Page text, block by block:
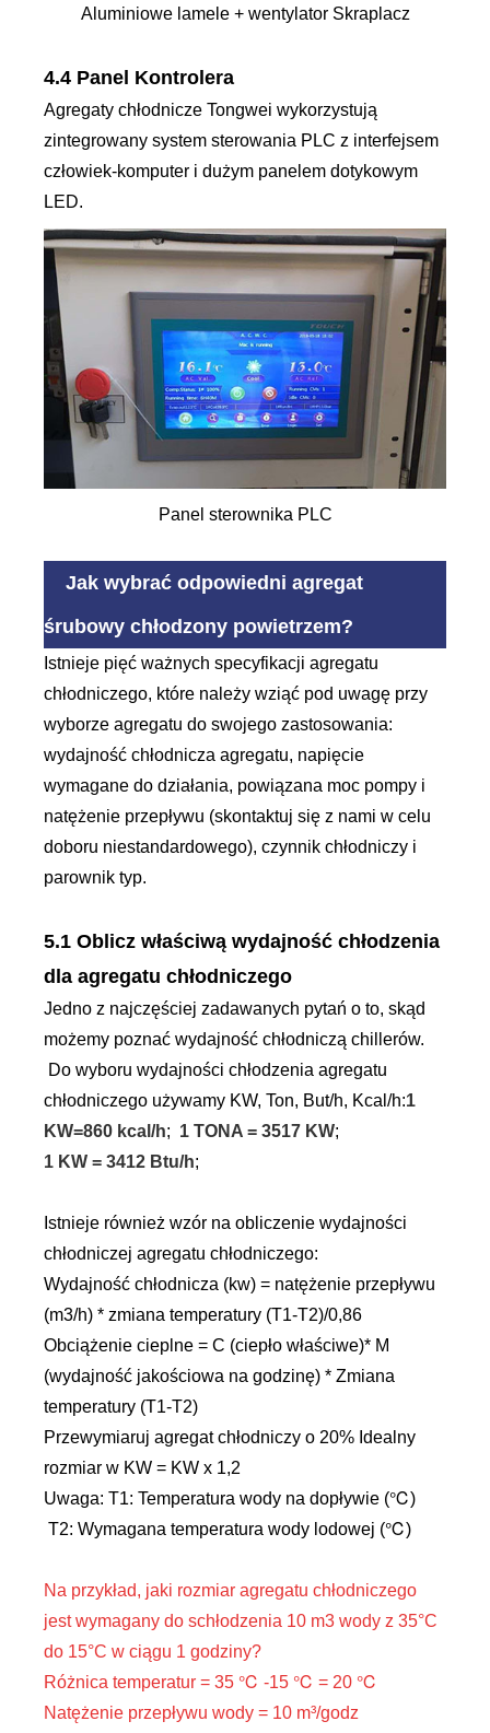
Aluminiowe lamele + wentylator Skraplacz
4.4 Panel Kontrolera
Agregaty chłodnicze Tongwei wykorzystują
zintegrowany system sterowania PLC z interfejsem
człowiek-komputer i dużym panelem dotykowym
LED.
Panel sterownika PLC
Jak wybrać odpowiedni agregat
śrubowy chłodzony powietrzem?
Istnieje pięć ważnych specyfikacji agregatu
chłodniczego, które należy wziąć pod uwagę przy
wyborze agregatu do swojego zastosowania:
wydajność chłodnicza agregatu, napięcie
wymagane do działania, powiązana moc pompy i
natężenie przepływu (skontaktuj się z nami w celu
doboru niestandardowego), czynnik chłodniczy i
parownik typ.
5.1 Oblicz właściwą wydajność chłodzenia
dla agregatu chłodniczego
Jedno z najczęściej zadawanych pytań o to, skąd
możemy poznać wydajność chłodniczą chillerów.
Do wyboru wydajności chłodzenia agregatu
chłodniczego używamy KW, Ton, But/h, Kcal/h:1
KW=860 kcal/h; 1 TONA = 3517 KW;
1 KW = 3412 Btu/h;
Istnieje również wzór na obliczenie wydajności
chłodniczej agregatu chłodniczego:
Wydajność chłodnicza (kw) = natężenie przepływu
(m3/h) * zmiana temperatury (T1-T2)/0,86
Obciążenie cieplne = C (ciepło właściwe)* M
(wydajność jakościowa na godzinę) * Zmiana
temperatury (T1-T2)
Przewymiaruj agregat chłodniczy o 20% Idealny
rozmiar w KW = KW x 1,2
Uwaga: T1: Temperatura wody na dopływie (℃)
T2: Wymagana temperatura wody lodowej (℃)
Na przykład, jaki rozmiar agregatu chłodniczego
jest wymagany do schłodzenia 10 m3 wody z 35°C
do 15°C w ciągu 1 godziny?
Różnica temperatur = 35 ℃ -15 ℃ = 20 ℃
Natężenie przepływu wody = 10 m³/godz